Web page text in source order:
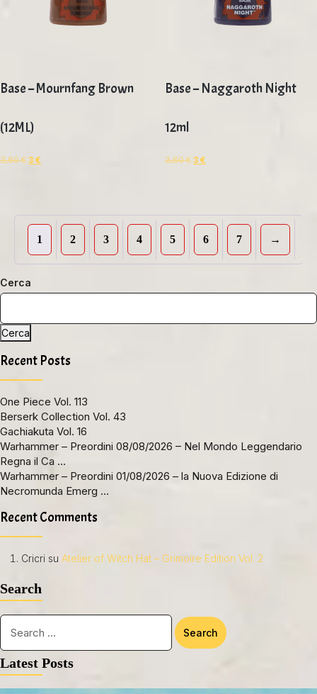
Base – Mournfang Brown
(12ML)
3,60€ 3 €
Base – Naggaroth Night
12ml
3,60€ 3 €
1 2 3 4 5 6 7 →
Cerca
Cerca
Recent Posts
One Piece Vol. 113
Berserk Collection Vol. 43
Gachiakuta Vol. 16
Warhammer – Preordini 08/08/2026 – Nel Mondo Leggendario
Regna il Ca …
Warhammer – Preordini 01/08/2026 – la Nuova Edizione di
Necromunda Emerg …
Recent Comments
Cricri su Atelier of Witch Hat – Grimoire Edition Vol. 2
Search
Latest Posts